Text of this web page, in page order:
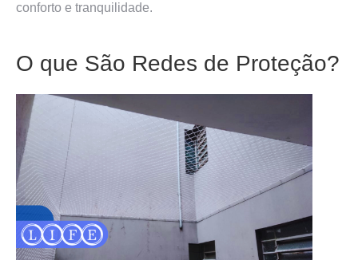
conforto e tranquilidade.
O que São Redes de Proteção?